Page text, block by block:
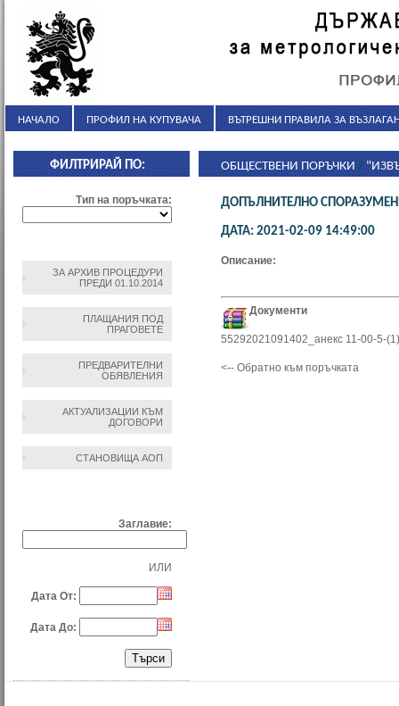
НАЧАЛО ПРОФИЛ НА КУПУВАЧА ВЪТРЕШНИ ПРАВИЛА ЗА
ФИЛТРИРАЙ ПО:
Тип на поръчката:
ЗА АРХИВ ПРОЦЕДУРИ
ПРЕДИ 01.10.2014
ПЛАЩАНИЯ ПОД
ПРАГОВЕТЕ
ПРЕДВАРИТЕЛНИ
ОБЯВЛЕНИЯ
АКТУАЛИЗАЦИИ КЪМ
ДОГОВОРИ
СТАНОВИЩА АОП
Заглавие:
ИЛИ
Дата От:
Дата До:
ОБЩЕСТВЕНИ ПОРЪЧКИ /
ДОПЪЛНИТЕЛНО
ДАТА: 2021-02-09 14:49:00
Описание:
Документи
55292021091402_анекс 11-00-5-
<-- Обратно към поръчката